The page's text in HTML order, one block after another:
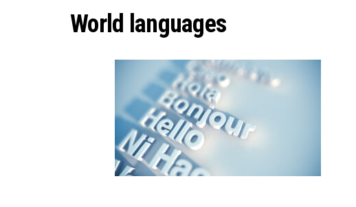
DIE
World languages